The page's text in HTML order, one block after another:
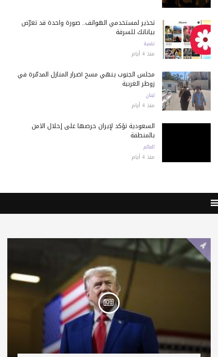
تحذير لمستخدمي الهواتف.. صورة واحدة قد تعرّض
بياناتك للسرقة
تقنية
منذ 4 أيام
مجلس الجنوب ينهي مسح أضرار المنازل المدمّرة في
زوطر الغربية
لبنان
منذ 4 أيام
السعودية تؤكد لإيران حرصها على إحلال الأمن
بالمنطقة
العالم
منذ 4 أيام